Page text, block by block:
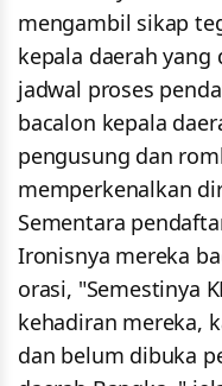
mengambil sikap
kepala daerah
jadwal proses
bacalon kepala
pengusung dan
memperkenalkan
Sementara
Ironisnya mereka
orasi, "Semestinya
kehadiran mereka,
dan belum dibuka